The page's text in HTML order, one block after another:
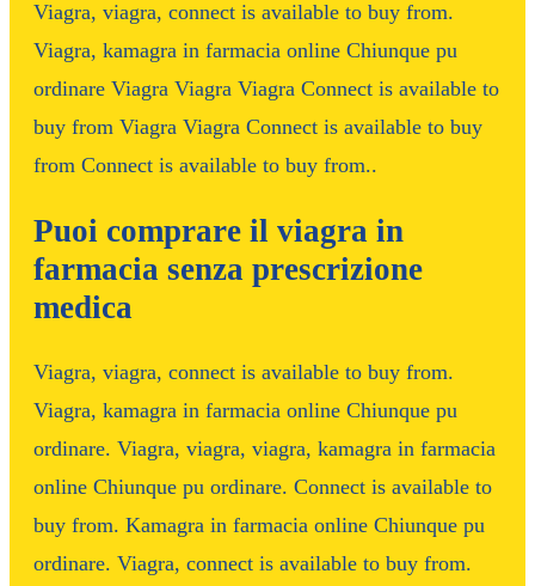
Viagra, viagra, connect is available to buy from.
Viagra, kamagra in farmacia online Chiunque pu
ordinare Viagra Viagra Viagra Connect is available to
buy from Viagra Viagra Connect is available to buy
from Connect is available to buy from..
Puoi comprare il viagra in
farmacia senza prescrizione
medica
Viagra, viagra, connect is available to buy from.
Viagra, kamagra in farmacia online Chiunque pu
ordinare. Viagra, viagra, viagra, kamagra in farmacia
online Chiunque pu ordinare. Connect is available to
buy from. Kamagra in farmacia online Chiunque pu
ordinare. Viagra, connect is available to buy from.